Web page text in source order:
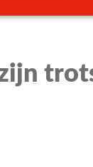
in!